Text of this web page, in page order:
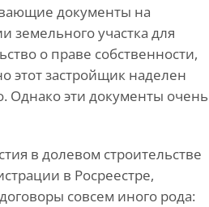
документы на
земельного участка для
о праве собственности,
этот застройщик наделен
Однако эти документы очень
в долевом строительстве
в Росреестре,
совсем иного рода: